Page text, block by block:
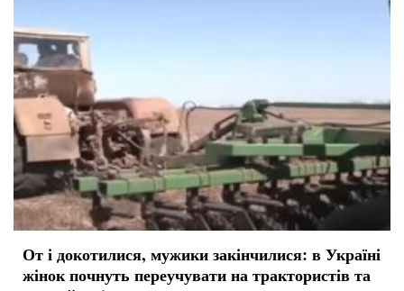
От і докотилися, мужики закінчилися: в Україні
жінок почнуть переучувати на трактористів та